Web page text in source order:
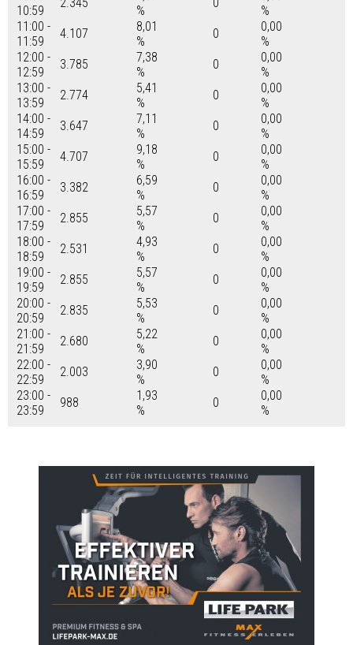
10:59
%
%
11:00 -
11:59
4.107
8,01
%
0
0,00
%
12:00 -
12:59
3.785
7,38
%
0
0,00
%
13:00 -
13:59
2.774
5,41
%
0
0,00
%
14:00 -
14:59
3.647
7,11
%
0
0,00
%
15:00 -
15:59
4.707
9,18
%
0
0,00
%
16:00 -
16:59
3.382
6,59
%
0
0,00
%
17:00 -
17:59
2.855
5,57
%
0
0,00
%
18:00 -
18:59
2.531
4,93
%
0
0,00
%
19:00 -
19:59
2.855
5,57
%
0
0,00
%
20:00 -
20:59
2.835
5,53
%
0
0,00
%
21:00 -
21:59
2.680
5,22
%
0
0,00
%
22:00 -
22:59
2.003
3,90
%
0
0,00
%
23:00 -
23:59
988
1,93
%
0
0,00
%